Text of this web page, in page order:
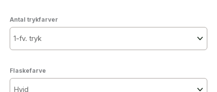
Antal trykfarver
Flaskefarve